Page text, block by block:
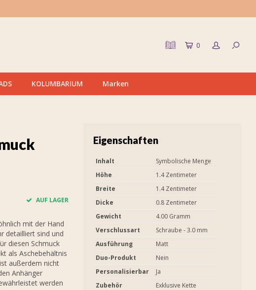
0
KOLUMBARIUM Marken
AUF LAGER
mit der Hand
detailliert sind und
diesen Schmuck
als Aschebehältnis
außerdem nicht
Anhänger
werden
Eigenschaften
Inhalt
Symbolische Menge
Höhe
1.4 Zentimeter
Breite
1.4 Zentimeter
Dicke
0.8 Zentimeter
Gewicht
4.00 Gramm
Verschlussart
Schraube - 3.0 mm
Ausführung
Matt
Duo-Produkt
Nein
Personalisierbar
Ja
Zubehör
Exklusive Kette